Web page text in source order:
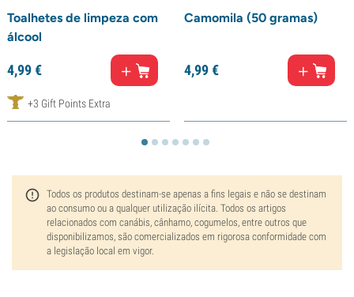
Toalhetes de limpeza com
álcool
4,99€
+3 Gift Points Extra
Camomila (50 gramas)
4,99€
Todos os produtos destinam-se apenas a fins legais e não se destinam
ao consumo ou a qualquer utilização ilícita. Todos os artigos
relacionados com canábis, cânhamo, cogumelos, entre outros que
disponibilizamos, são comercializados em rigorosa conformidade com
a legislação local em vigor.